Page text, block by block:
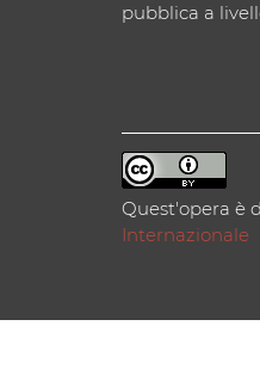
pubblica a
Quest'opera è
Internazionale